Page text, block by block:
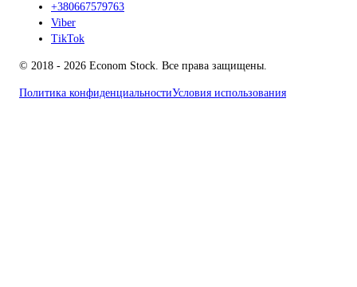
+380667579763
Viber
TikTok
© 2018 - 2026 Econom Stock. Все права защищены.
Политика конфиденциальностиУсловия использования